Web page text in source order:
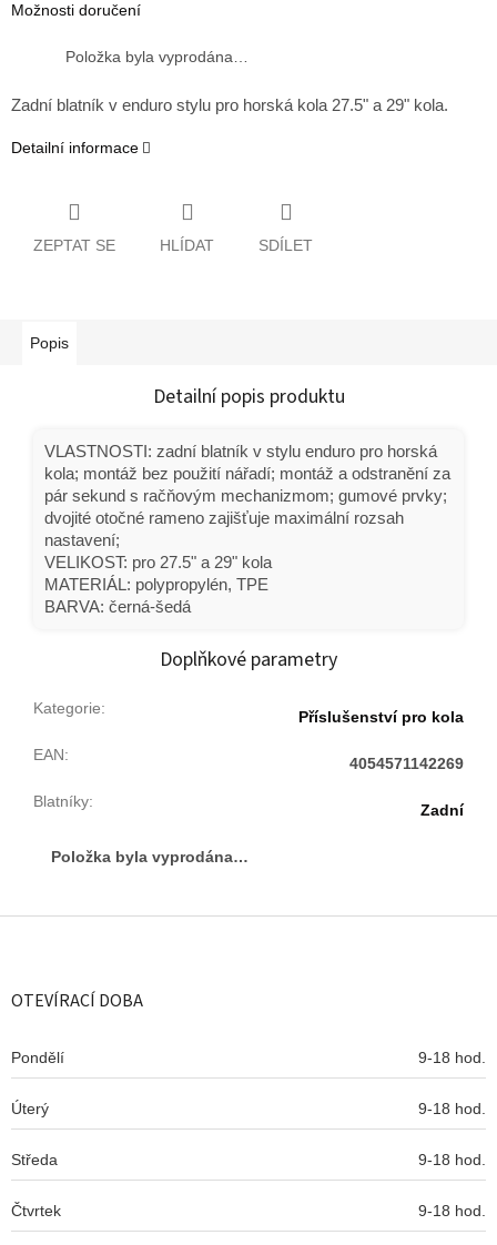
Možnosti doručení
Položka byla vyprodána…
Zadní blatník v enduro stylu pro horská kola 27.5" a 29" kola.
Detailní informace
ZEPTAT SE HLÍDAT SDÍLET
Popis
Detailní popis produktu
VLASTNOSTI: zadní blatník v stylu enduro pro horská
kola; montáž bez použití nářadí; montáž a odstranění za
pár sekund s račňovým mechanizmom; gumové prvky;
dvojité otočné rameno zajišťuje maximální rozsah
nastavení;
VELIKOST: pro 27.5" a 29" kola
MATERIÁL: polypropylén, TPE
BARVA: černá-šedá
Doplňkové parametry
Kategorie: Příslušenství pro kola
EAN: 4054571142269
Blatníky: Zadní
Položka byla vyprodána…
Z
OTEVÍRACÍ DOBA
Pondělí 9-18 hod.
Úterý 9-18 hod.
Středa 9-18 hod.
Čtvrtek 9-18 hod.